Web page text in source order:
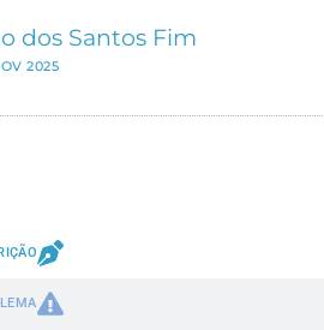
dos Santos Fim
2025